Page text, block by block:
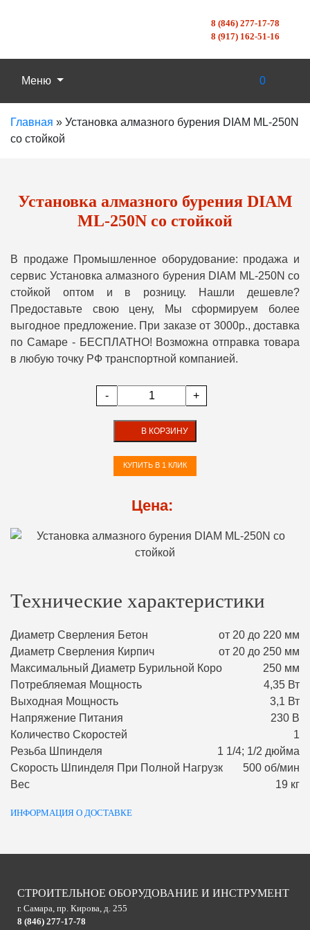
8 (846) 277-17-78
8 (917) 162-51-16
Меню 0
Главная » Установка алмазного бурения DIAM ML-250N
со стойкой
Установка алмазного бурения DIAM
ML-250N со стойкой
В продаже Промышленное оборудование: продажа и
сервис Установка алмазного бурения DIAM ML-250N со
стойкой оптом и в розницу. Нашли дешевле?
Предоставьте свою цену, Мы сформируем более
выгодное предложение. При заказе от 3000р., доставка
по Самаре - БЕСПЛАТНО! Возможна отправка товара
в любую точку РФ транспортной компанией.
- +
В КОРЗИНУ
КУПИТЬ В 1 КЛИК
Цена:
Технические характеристики
Диаметр Сверления Бетон
от 20 до 220 мм
Диаметр Сверления Кирпич
от 20 до 250 мм
Максимальный Диаметр Бурильной Коро
250 мм
Потребляемая Мощность
4,35 Вт
Выходная Мощность
3,1 Вт
Напряжение Питания
230 В
Количество Скоростей
1
Резьба Шпинделя
1 1/4; 1/2 дюйма
Скорость Шпинделя При Полной Нагрузк
500 об/мин
Вес
19 кг
ИНФОРМАЦИЯ О ДОСТАВКЕ
СТРОИТЕЛЬНОЕ ОБОРУДОВАНИЕ И ИНСТРУМЕНТ
г. Самара, пр. Кирова, д. 255
8 (846) 277-17-78